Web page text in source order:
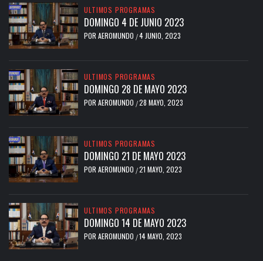
ULTIMOS PROGRAMAS
DOMINGO 4 DE JUNIO 2023
POR AEROMUNDO /4 JUNIO, 2023
ULTIMOS PROGRAMAS
DOMINGO 28 DE MAYO 2023
POR AEROMUNDO /28 MAYO, 2023
ULTIMOS PROGRAMAS
DOMINGO 21 DE MAYO 2023
POR AEROMUNDO /21 MAYO, 2023
ULTIMOS PROGRAMAS
DOMINGO 14 DE MAYO 2023
POR AEROMUNDO /14 MAYO, 2023